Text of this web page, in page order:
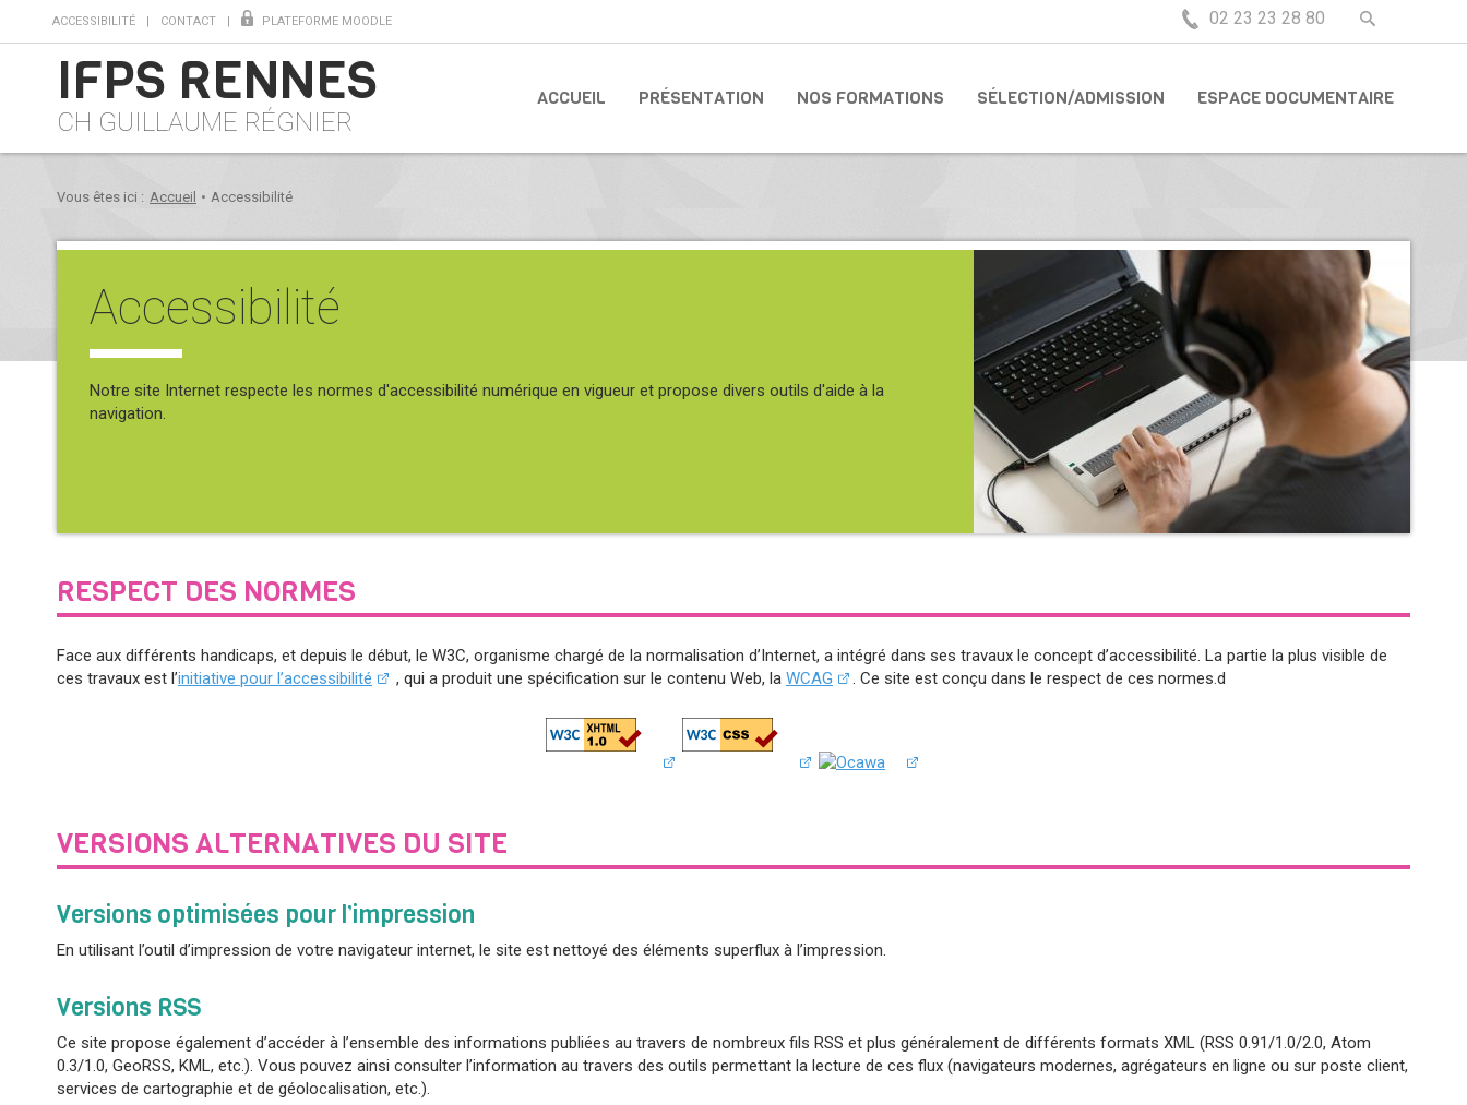
ACCESSIBILITÉ CONTACT PLATEFORME MOODLE 02 23 23 28 80
IFPS RENNES
CH GUILLAUME RÉGNIER
ACCUEIL PRÉSENTATION NOS FORMATIONS SÉLECTION/ADMISSION ESPACE DOCUMENTAIRE
Vous êtes ici : Accueil • Accessibilité
Accessibilité
Notre site Internet respecte les normes d'accessibilité numérique en vigueur et propose divers outils d'aide à la
navigation.
RESPECT DES NORMES
Face aux différents handicaps, et depuis le début, le W3C, organisme chargé de la normalisation d’Internet, a intégré dans ses travaux le concept d’accessibilité. La partie la plus visible de
ces travaux est l’initiative pour l’accessibilité , qui a produit une spécification sur le contenu Web, la WCAG . Ce site est conçu dans le respect de ces normes.d
VERSIONS ALTERNATIVES DU SITE
Versions optimisées pour l’impression
En utilisant l’outil d’impression de votre navigateur internet, le site est nettoyé des éléments superflux à l’impression.
Versions RSS
Ce site propose également d’accéder à l’ensemble des informations publiées au travers de nombreux fils RSS et plus généralement de différents formats XML (RSS 0.91/1.0/2.0, Atom
0.3/1.0, GeoRSS, KML, etc.). Vous pouvez ainsi consulter l’information au travers des outils permettant la lecture de ces flux (navigateurs modernes, agrégateurs en ligne ou sur poste client,
services de cartographie et de géolocalisation, etc.).